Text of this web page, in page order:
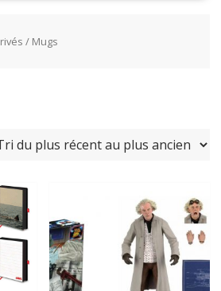
/ Mugs